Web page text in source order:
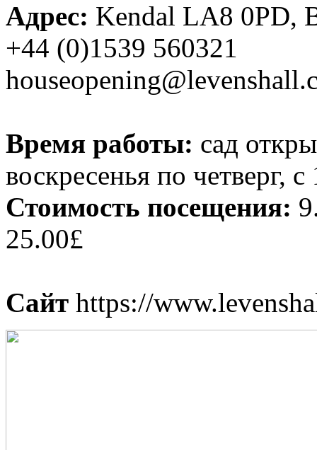
Адрес: Kendal LA8 0PD,
+44 (0)1539 560321
Время работы: сад
воскресенья по четверг,
Стоимость посещения:
25.00£
Сайт https://